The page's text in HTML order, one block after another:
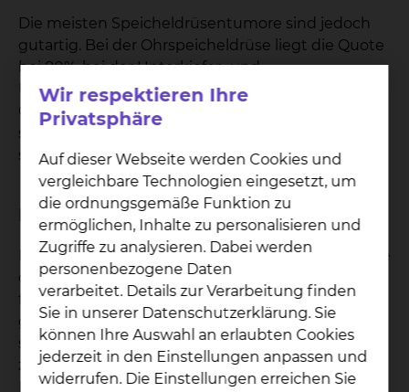
Die meisten Speicheldrüsentumore sind jedoch
gutartig. Bei der Ohrspeicheldrüse liegt die Quote
bei 80%, bei der Unterkiefer- und
Unterzungenspeicheldrüse bei ca. 50%. Im
Gegensatz zu den bösartigen Tumoren zeichnen
sich gutartige Tumore durch ein langsames und
schmerzfreies Wachstum aus.
Diagnostik
In allen Fällen von Speicheldrüsentumoren ist eine
chirurgische Entfernung notwendig, um
festzustellen, ob ein Tumor der Speicheldrüsen
gut- oder bösartig ist. Dies erlaubt gleichzeitig mit
sehr hoher Sicherheit, den Gesichtsnerven sicher
zu schonen. Probeentnahmen, Punktionen oder
Exzisionen aus einem Speicheldrüsentumor sind
Wir respektieren Ihre
Privatsphäre
Auf dieser Webseite werden Cookies und
vergleichbare Technologien eingesetzt, um
die ordnungsgemäße Funktion zu
ermöglichen, Inhalte zu personalisieren und
Zugriffe zu analysieren. Dabei werden
personenbezogene Daten
verarbeitet. Details zur Verarbeitung finden
Sie in unserer Datenschutzerklärung. Sie
können Ihre Auswahl an erlaubten Cookies
jederzeit in den Einstellungen anpassen und
widerrufen. Die Einstellungen erreichen Sie